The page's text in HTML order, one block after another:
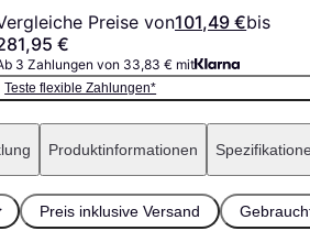
Preise von101,49 €bis
€
3 Zahlungen von 33,83 € mit
Teste flexible Zahlungen*
Produktinformationen
Preis inklusive Versand